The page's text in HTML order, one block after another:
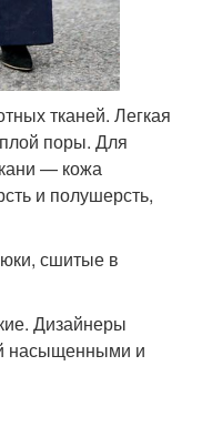
тканей. Легкая
поры. Для
— кожа
и полушерсть,
сшитые в
Дизайнеры
насыщенными и